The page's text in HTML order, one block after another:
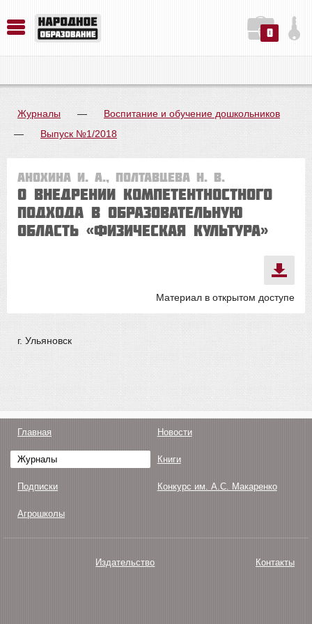
0
Журналы —
Воспитание и обучение дошкольников
—
Выпуск №1/2018
Анохина И. А., Полтавцева Н. В.
О внедрении компетентностного
подхода в образовательную
область «Физическая культура»
Материал в открытом доступе
г. Ульяновск
Главная Новости
Журналы Книги
Подписки Конкурс им. А.С. Макаренко
Агрошколы
Издательство Контакты